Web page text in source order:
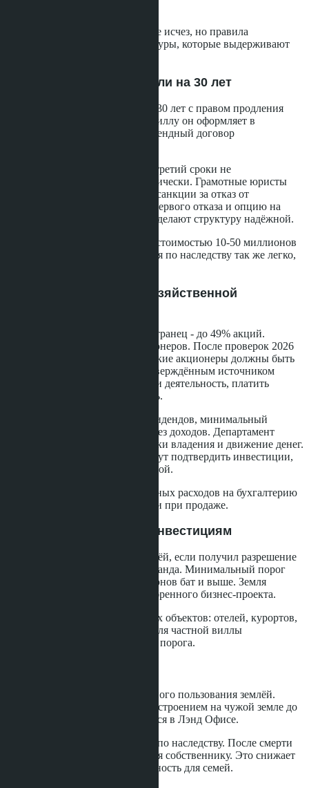
После волны проверок рынок не исчез, но правила
изменились. Есть четыре структуры, которые выдерживают
Защищённая аренда земли на 30 лет
Иностранец арендует землю на 30 лет с правом продления
дважды (до 90 лет суммарно). Виллу он оформляет в
собственность как строение. Арендный договор
Важно: продление на второй и третий сроки не
гарантировано законом автоматически. Грамотные юристы
включают в договор штрафные санкции за отказ от
продления, залог земли, право первого отказа и опцию на
выкуп. Эти механизмы защиты делают структуру надёжной.
Такая схема подходит для вилл стоимостью 10-50 миллионов
бат. Минус: аренда не передаётся по наследству так же легко,
Компания с реальной хозяйственной
Компания владеет землёй, иностранец - до 49% акций.
Остальные 51% у тайских акционеров. После проверок 2026
года ключевое требование: тайские акционеры должны быть
реальными инвесторами с подтверждённым источником
средств. Компания обязана вести деятельность, платить
дивиденды и сдавать отчётность.
Красные флаги: отсутствие дивидендов, минимальный
уставный капитал, акционеры без доходов. Департамент
развития бизнеса изучает цепочки владения и движение денег.
Если тайские акционеры не могут подтвердить инвестиции,
компанию признают номинальной.
Такая структура требует ежегодных расходов на бухгалтерию
и аудит, но даёт больше гибкости при продаже.
Привилегия Совета по инвестициям
Иностранец может владеть землёй, если получил разрешение
от Совета по инвестициям Таиланда. Минимальный порог
инвестиций - обычно 40 миллионов бат и выше. Земля
должна использоваться для одобренного бизнес-проекта.
Эта схема подходит для крупных объектов: отелей, курортов,
коммерческой недвижимости. Для частной виллы
нецелесообразна из-за высокого порога.
Узуфрукт даёт право пожизненного пользования землёй.
Суперфиций позволяет владеть строением на чужой земле до
30 лет. Оба права регистрируются в Лэнд Офисе.
Минус: узуфрукт не передаётся по наследству. После смерти
пользователя земля возвращается собственнику. Это снижает
инвестиционную привлекательность для семей.